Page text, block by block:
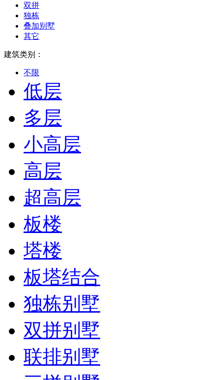
双拼
独栋
叠加别墅
其它
建筑类别：
不限
低层
多层
小高层
高层
超高层
板楼
塔楼
板塔结合
独栋别墅
双拼别墅
联排别墅